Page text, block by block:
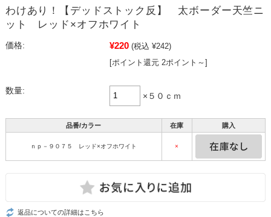
わけあり！【デッドストック反】 太ボーダー天竺ニ
ット レッド×オフホワイト
価格: ¥220 (税込 ¥242)
[ポイント還元 2ポイント～]
数量:
×５０ｃｍ
品番/カラー 在庫 購入
ｎｐ－９０７５ レッド×オフホワイト ×
返品についての詳細はこちら